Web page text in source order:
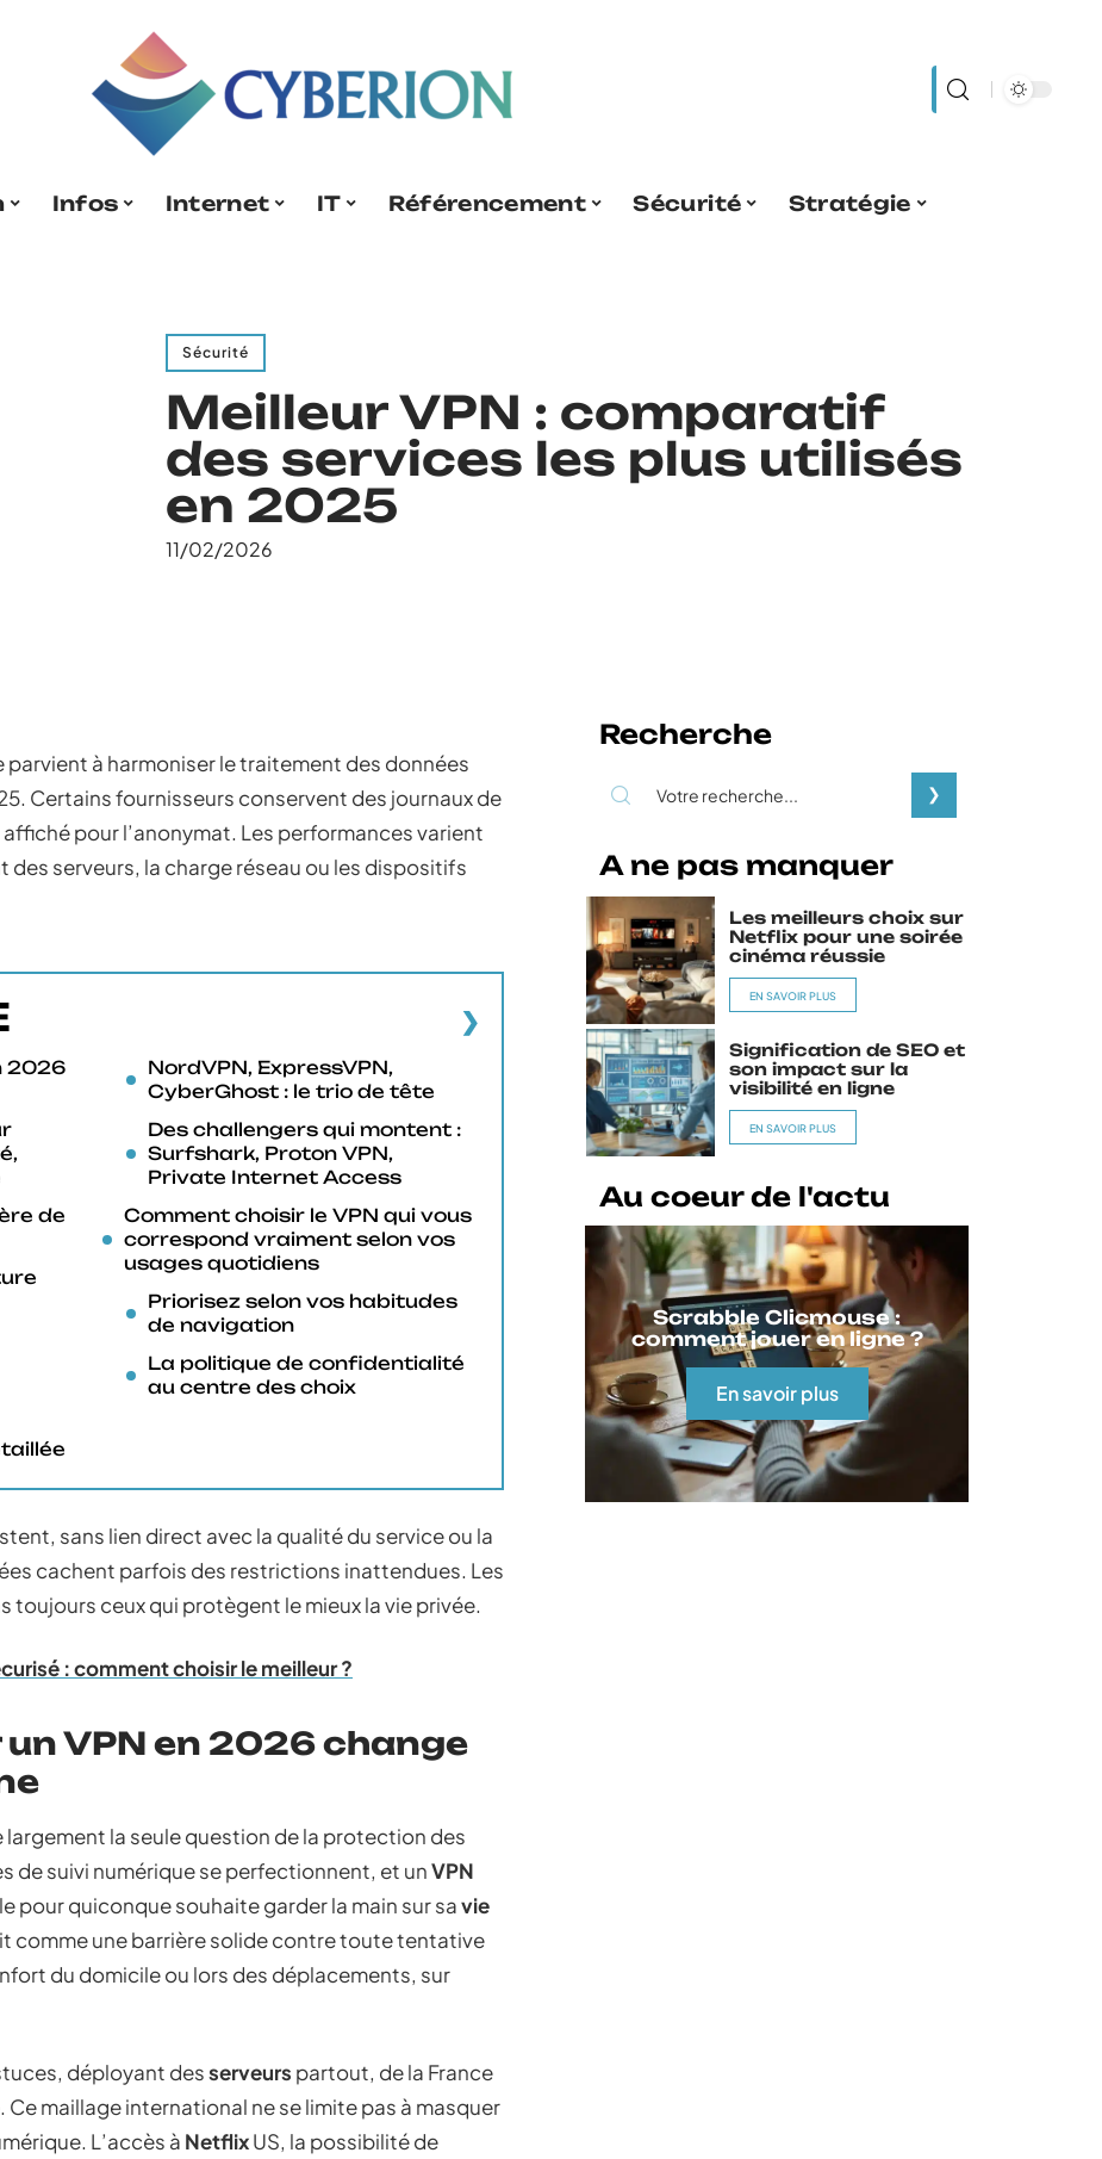
Infos Internet IT Référencement Sécurité Stratégie
Sécurité
Meilleur VPN : comparatif
des services les plus utilisés
en 2025
11/02/2026
à harmoniser le traitement des données
Certains fournisseurs conservent des journaux de
pour l’anonymat. Les performances varient
serveurs, la charge réseau ou les dispositifs
2026
de
NordVPN, ExpressVPN,
CyberGhost : le trio de tête
Des challengers qui montent :
Surfshark, Proton VPN,
Private Internet Access
Comment choisir le VPN qui vous
correspond vraiment selon vos
usages quotidiens
Priorisez selon vos habitudes
de navigation
La politique de confidentialité
au centre des choix
sans lien direct avec la qualité du service ou la
cachent parfois des restrictions inattendues. Les
toujours ceux qui protègent le mieux la vie privée.
: comment choisir le meilleur ?
VPN en 2026 change
largement la seule question de la protection des
de suivi numérique se perfectionnent, et unVPN
pour quiconque souhaite garder la main sur savie
comme une barrière solide contre toute tentative
du domicile ou lors des déplacements, sur
déployant desserveurs partout, de la France
Ce maillage international ne se limite pas à masquer
L’accès à NetflixUS, la possibilité de
Recherche
A ne pas manquer
Les meilleurs choix sur
Netflix pour une soirée
cinéma réussie
EN SAVOIR PLUS
Signification de SEO et
son impact sur la
visibilité en ligne
EN SAVOIR PLUS
Au coeur de l'actu
Scrabble Clicmouse :
comment jouer en ligne ?
En savoir plus